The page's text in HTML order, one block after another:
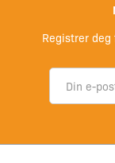
Registrer